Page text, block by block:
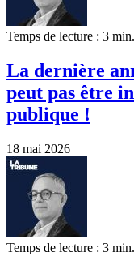
Temps de lecture : 3 min.
La dernière
peut pas être
publique !
18 mai 2026
Temps de lecture : 3 min.